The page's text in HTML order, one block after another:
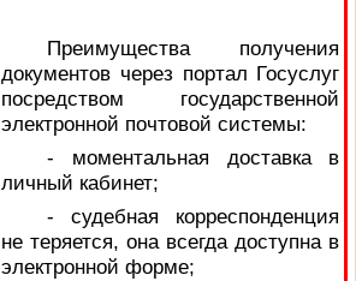
Преимущества получения
документов через портал Госуслуг
посредством государственной
электронной почтовой системы:
- моментальная доставка в
личный кабинет;
- судебная корреспонденция
не теряется, она всегда доступна в
электронной форме;